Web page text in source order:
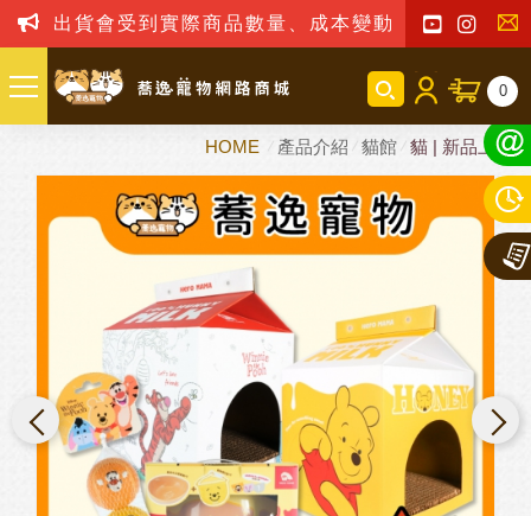
出貨會受到實際商品數量、成本變動之影響，我
聯
我
們
0
HOME 產品介紹 貓館 貓 | 新品上市